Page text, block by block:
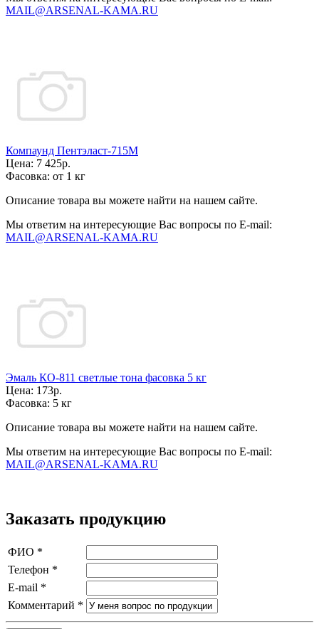
MAIL@ARSENAL-KAMA.RU
Компаунд Пентэласт-715М
Цена: 7 425р.
Фасовка: от 1 кг
Описание товара вы можете найти на нашем сайте.
Мы ответим на интересующие Вас вопросы по E-mail:
MAIL@ARSENAL-KAMA.RU
Эмаль КО-811 светлые тона фасовка 5 кг
Цена: 173р.
Фасовка: 5 кг
Описание товара вы можете найти на нашем сайте.
Мы ответим на интересующие Вас вопросы по E-mail:
MAIL@ARSENAL-KAMA.RU
Заказать продукцию
ФИО *
Телефон *
E-mail *
Комментарий *